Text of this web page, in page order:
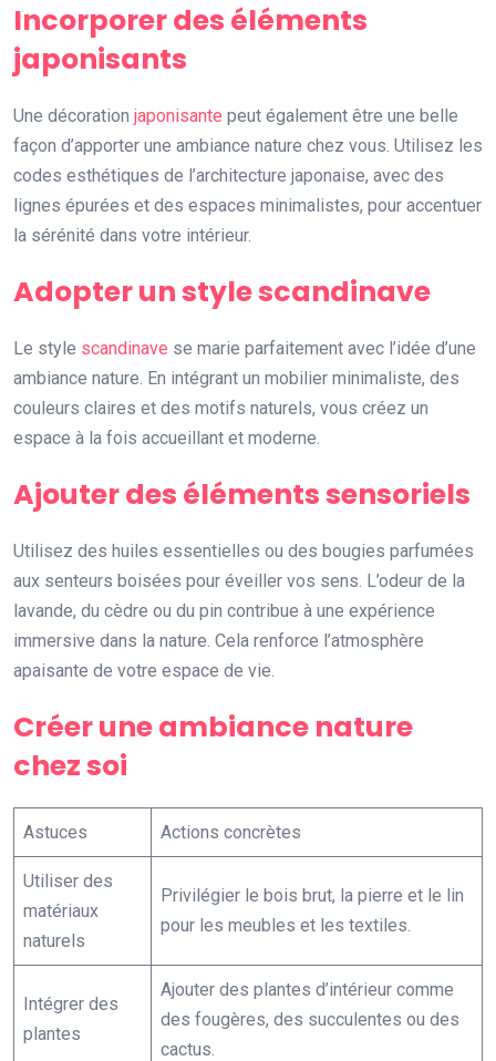
Incorporer des éléments
japonisants
Une décoration japonisante peut également être une belle
façon d’apporter une ambiance nature chez vous. Utilisez les
codes esthétiques de l’architecture japonaise, avec des
lignes épurées et des espaces minimalistes, pour accentuer
la sérénité dans votre intérieur.
Adopter un style scandinave
Le style scandinave se marie parfaitement avec l’idée d’une
ambiance nature. En intégrant un mobilier minimaliste, des
couleurs claires et des motifs naturels, vous créez un
espace à la fois accueillant et moderne.
Ajouter des éléments sensoriels
Utilisez des huiles essentielles ou des bougies parfumées
aux senteurs boisées pour éveiller vos sens. L’odeur de la
lavande, du cèdre ou du pin contribue à une expérience
immersive dans la nature. Cela renforce l’atmosphère
apaisante de votre espace de vie.
Créer une ambiance nature
chez soi
Astuces Actions concrètes
Utiliser des
matériaux
naturels
Privilégier le bois brut, la pierre et le lin
pour les meubles et les textiles.
Intégrer des
plantes
Ajouter des plantes d’intérieur comme
des fougères, des succulentes ou des
cactus.